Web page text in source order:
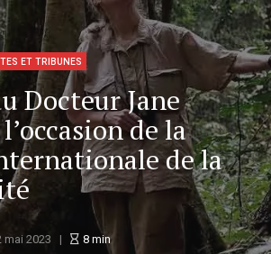
ET TRIBUNES
Docteur Jane
de la
de la
mai 2023 8 min